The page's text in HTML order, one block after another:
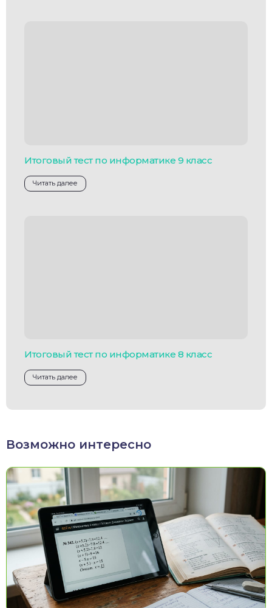
Итоговый тест по информатике 9 класс
Читать далее
Итоговый тест по информатике 8 класс
Читать далее
Возможно интересно